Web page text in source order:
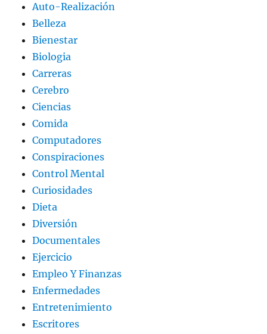
Auto-Realización
Belleza
Bienestar
Biologia
Carreras
Cerebro
Ciencias
Comida
Computadores
Conspiraciones
Control Mental
Curiosidades
Dieta
Diversión
Documentales
Ejercicio
Empleo Y Finanzas
Enfermedades
Entretenimiento
Escritores